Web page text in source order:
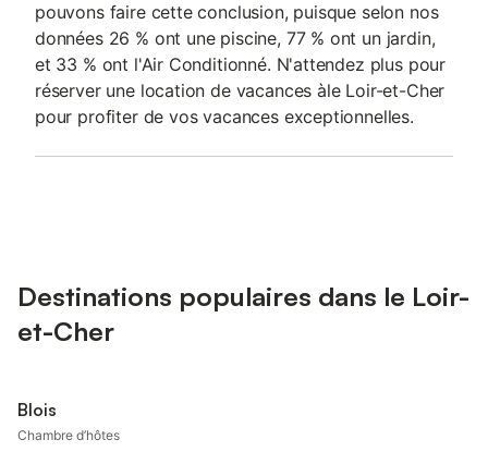
pouvons faire cette conclusion, puisque selon nos
données 26 % ont une piscine, 77 % ont un jardin,
et 33 % ont l'Air Conditionné. N'attendez plus pour
réserver une location de vacances àle Loir-et-Cher
pour profiter de vos vacances exceptionnelles.
Destinations populaires dans le Loir-
et-Cher
Blois
Chambre d’hôtes